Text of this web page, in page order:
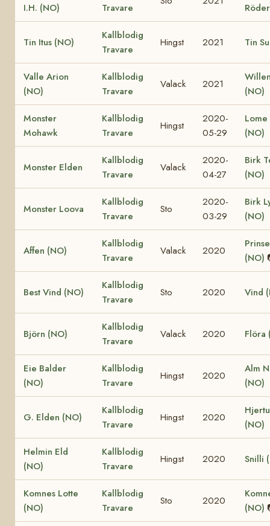
I.H. (NO) Travare
Tin Itus (NO)
Kallblodig
Travare
Hingst 2021 Tin
Valle Arion
(NO)
Kallblodig
Travare
Valack 2021
(NO)
Monster
Mohawk
Kallblodig
Travare
Hingst
2020-
05-29
Lome
(NO)
Monster Elden
Kallblodig
Travare
Valack
2020-
04-27
Birk
(NO)
Monster Loova
Kallblodig
Travare
Sto
2020-
03-29
Birk
(NO)
Affen (NO)
Kallblodig
Travare
Valack 2020
(NO)
Best Vind (NO)
Kallblodig
Travare
Sto 2020 Vind
Björn (NO)
Kallblodig
Travare
Valack 2020 Flöra
Eie Balder
(NO)
Kallblodig
Travare
Hingst 2020
Alm
(NO)
G. Elden (NO)
Kallblodig
Travare
Hingst 2020
(NO)
Helmin Eld
(NO)
Kallblodig
Travare
Hingst 2020 Snilli
Komnes Lotte
(NO)
Kallblodig
Travare
Sto 2020
(NO)